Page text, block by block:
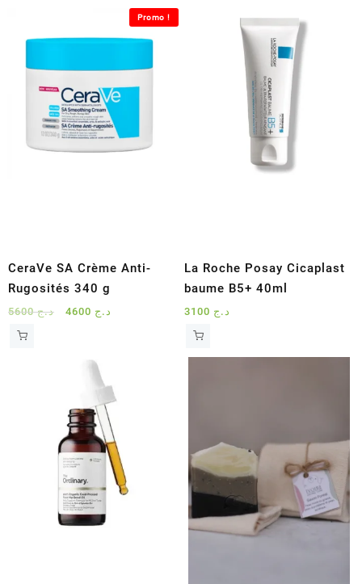
Promo !
CeraVe SA Crème Anti-
Rugosités 340 g
د.ج5600
Le
était :
د.ج
La Roche Posay Cicaplast
baume B5+ 40ml
د.ج